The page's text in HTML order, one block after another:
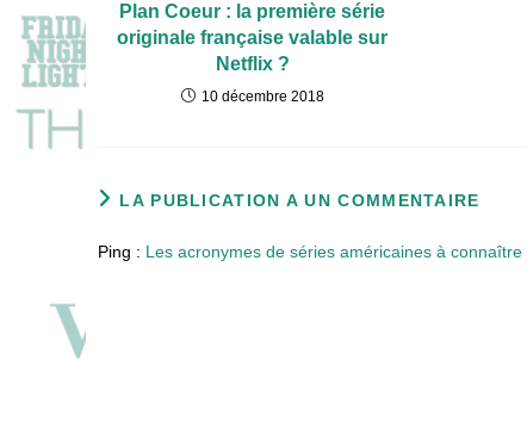
Plan Coeur : la première série
originale française valable sur
Netflix ?
10 décembre 2018
LA PUBLICATION A UN COMMENTAIRE
Ping : Les acronymes de séries américaines à